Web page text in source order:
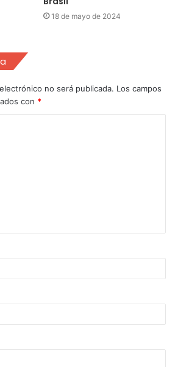
18 de mayo de 2024
no será publicada. Los campos
con *